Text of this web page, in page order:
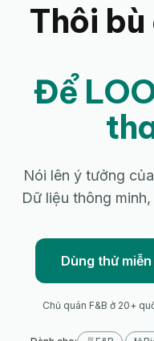
Thôi
Để
Nói lên ý tưởng
Dữ liệu thông
Dùng thử
Chủ quán F&B ở 20+